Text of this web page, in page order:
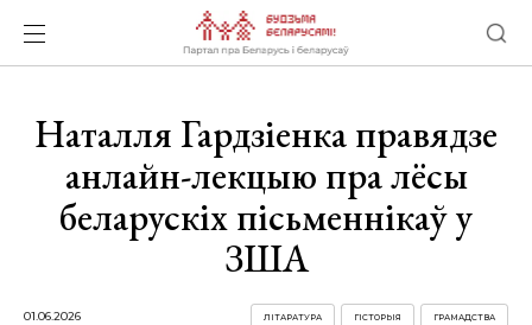
Наталля Гардзіенка правядзе
анлайн-лекцыю пра лёсы
беларускіх пісьменнікаў у
ЗША
01.06.2026 ГРАМАДСТВА
ГІСТОРЫЯ
ЛІТАРАТУРА